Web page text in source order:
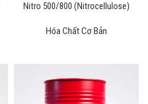
Nitro 500/800 (Nitrocellulose)
Hóa Chất Cơ Bản